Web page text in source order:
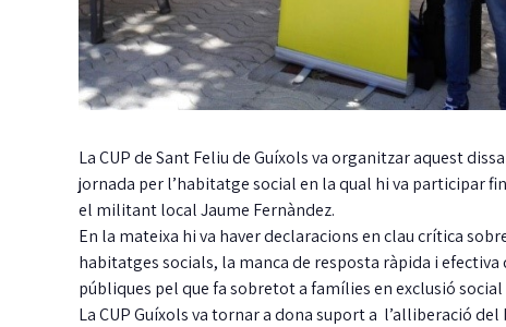
La CUP de Sant Feliu de Guíxols va organitzar aquest
jornada per l’habitatge social en la qual hi va participar
el militant local Jaume Fernàndez.
En la mateixa hi va haver declaracions en clau crítica
habitatges socials, la manca de resposta ràpida i
públiques pel que fa sobretot a famílies en exclusió
La CUP Guíxols va tornar a dona suport a l’alliberació